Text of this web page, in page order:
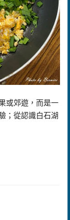
或郊遊，而是一
；從認識白石湖